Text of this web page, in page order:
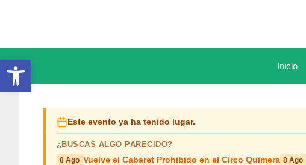
Abrir barra de herramientas Inicio
Este evento ya ha tenido lugar.
¿BUSCAS ALGO PARECIDO?
8 Ago Vuelve el Cabaret Prohibido en el Circo Quimera 8 Ago